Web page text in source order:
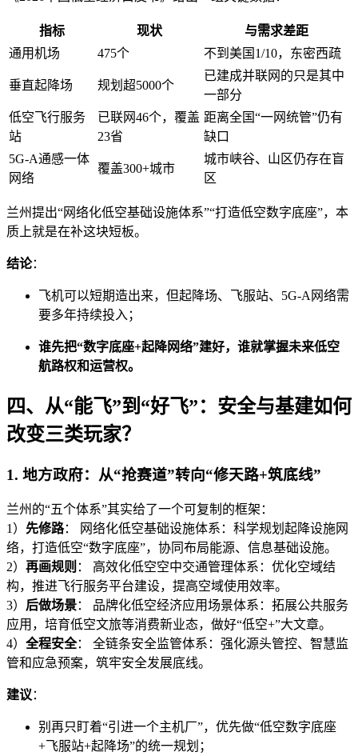
指标 现状
与需求差距
通用机场
475个 不到美国1/10，东密西疏
垂直起降场 规划超5000个
已建成并联网的只是其中
一部分
低空飞行服务
站
已联网46个，覆盖
23省
距离全国“一网统管”仍有
缺口
5G-A通感一体
网络
覆盖300+城市
城市峡谷、山区仍存在盲
区
兰州提出“网络化低空基础设施体系”“打造低空数字底座”，本
质上就是在补这块短板。
结论：
飞机可以短期造出来，但起降场、飞服站、5G-A网络需
要多年持续投入；
谁先把“数字底座+起降网络”建好，谁就掌握未来低空
航路权和运营权。
四、从“能飞”到“好飞”：安全与基建如何
改变三类玩家？
1. 地方政府：从“抢赛道”转向“修天路+筑底线”
兰州的“五个体系”其实给了一个可复制的框架：
1） 先修路： 网络化低空基础设施体系：科学规划起降设施网
络，打造低空“数字底座”，协同布局能源、信息基础设施。
2） 再画规则 ： 高效化低空空中交通管理体系：优化空域结
构，推进飞行服务平台建设，提高空域使用效率。
3） 后做场景： 品牌化低空经济应用场景体系：拓展公共服务
应用，培育低空文旅等消费新业态，做好“低空+”大文章。
4） 全程安全： 全链条安全监管体系：强化源头管控、智慧监
管和应急预案，筑牢安全发展底线。
建议：
别再只盯着“引进一个主机厂”，优先做“低空数字底座
+飞服站+起降场”的统一规划；